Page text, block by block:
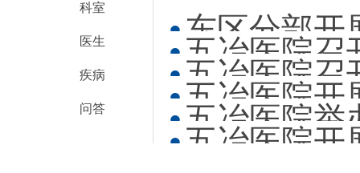
科室
医生
疾病
问答
东区分部开
五冶医院召
五冶医院召
五冶医院开
五冶医院举
五冶医院开